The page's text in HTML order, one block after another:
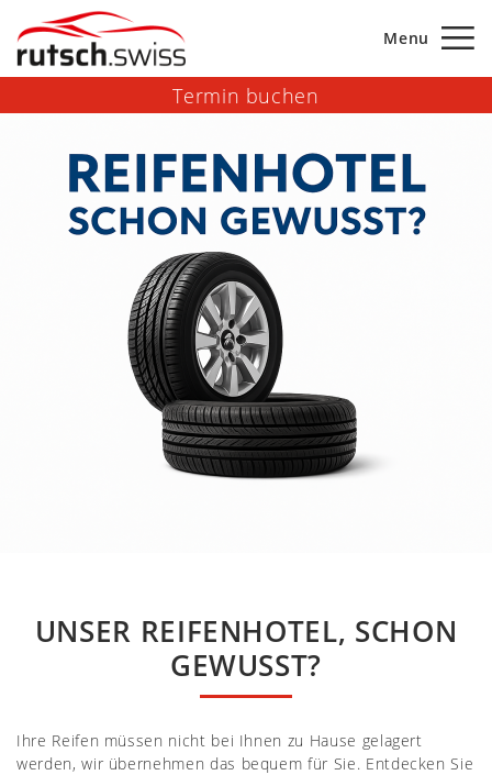
Menu
Termin buchen
UNSER REIFENHOTEL, SCHON
GEWUSST?
Ihre Reifen müssen nicht bei Ihnen zu Hause gelagert
werden, wir übernehmen das bequem für Sie. Entdecken Sie